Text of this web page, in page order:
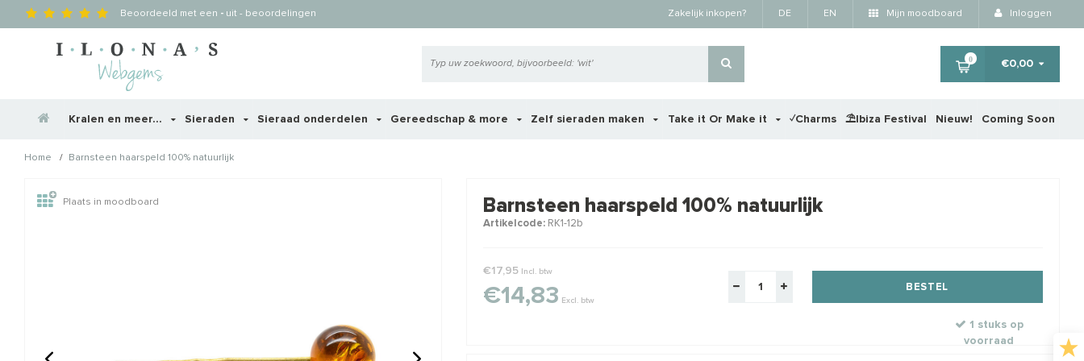
Beoordeeld met een - uit - beoordelingen Zakelijk inkopen? DE EN Mijn moodboard Inloggen
0 €0,00
Kralen en meer... Sieraden Sieraad onderdelen Gereedschap & more Zelf sieraden maken Take it Or Make it ✓Charms ⛱️Ibiza Festival Nieuw! Coming Soon
Home / Barnsteen haarspeld 100% natuurlijk
Wellicht zijn deze producten ook interessant voor je?
Plaats in moodboard Barnsteen haarspeld 100% natuurlijk
Artikelcode:RK1-12b
€17,95 Incl. btw
€14,83 Excl. btw
BESTEL
1 stuks op
voorraad